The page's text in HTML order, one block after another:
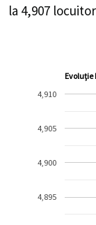
la 4,907
Evoluție
4,895
4,900
4,905
4,910